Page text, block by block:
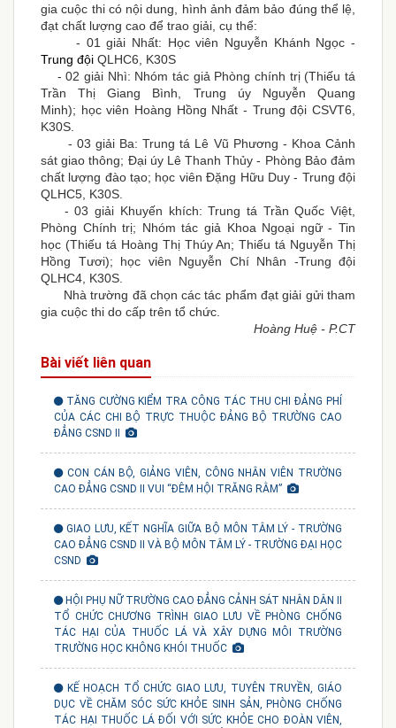
gia cuộc thi có nội dung, hình ảnh đảm bảo đúng thể lệ,
đạt chất lượng cao để trao giải, cụ thể:
- 01 giải Nhất: Học viên Nguyễn Khánh Ngọc -
Trung đội QLHC6, K30S
- 02 giải Nhì: Nhóm tác giả Phòng chính trị (Thiếu tá
Trần Thị Giang Bình, Trung úy Nguyễn Quang
Minh); học viên Hoàng Hồng Nhất - Trung đội CSVT6,
K30S.
- 03 giải Ba: Trung tá Lê Vũ Phương - Khoa Cảnh
sát giao thông; Đại úy Lê Thanh Thủy - Phòng Bảo đảm
chất lượng đào tạo; học viên Đặng Hữu Duy - Trung đội
QLHC5, K30S.
- 03 giải Khuyến khích: Trung tá Trần Quốc Việt,
Phòng Chính trị; Nhóm tác giả Khoa Ngoại ngữ - Tin
học (Thiếu tá Hoàng Thị Thúy An; Thiếu tá Nguyễn Thị
Hồng Tươi); học viên Nguyễn Chí Nhân -Trung đội
QLHC4, K30S.
Nhà trường đã chọn các tác phẩm đạt giải gửi tham
gia cuộc thi do cấp trên tổ chức.
Hoàng Huệ - P.CT
Bài viết liên quan
TĂNG CƯỜNG KIỂM TRA CÔNG TÁC THU CHI ĐẢNG PHÍ
CỦA CÁC CHI BỘ TRỰC THUỘC ĐẢNG BỘ TRƯỜNG CAO
ĐẲNG CSND II
CON CÁN BỘ, GIẢNG VIÊN, CÔNG NHÂN VIÊN TRƯỜNG
CAO ĐẲNG CSND II VUI “ĐÊM HỘI TRĂNG RẰM”
GIAO LƯU, KẾT NGHĨA GIỮA BỘ MÔN TÂM LÝ - TRƯỜNG
CAO ĐẲNG CSND II VÀ BỘ MÔN TÂM LÝ - TRƯỜNG ĐẠI HỌC
CSND
HỘI PHỤ NỮ TRƯỜNG CAO ĐẲNG CẢNH SÁT NHÂN DÂN II
TỔ CHỨC CHƯƠNG TRÌNH GIAO LƯU VỀ PHÒNG CHỐNG
TÁC HẠI CỦA THUỐC LÁ VÀ XÂY DỰNG MÔI TRƯỜNG
TRƯỜNG HỌC KHÔNG KHÓI THUỐC
KẾ HOẠCH TỔ CHỨC GIAO LƯU, TUYÊN TRUYỀN, GIÁO
DỤC VỀ CHĂM SÓC SỨC KHỎE SINH SẢN, PHÒNG CHỐNG
TÁC HẠI THUỐC LÁ ĐỐI VỚI SỨC KHỎE CHO ĐOÀN VIÊN,